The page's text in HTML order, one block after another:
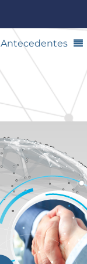
Antecedentes